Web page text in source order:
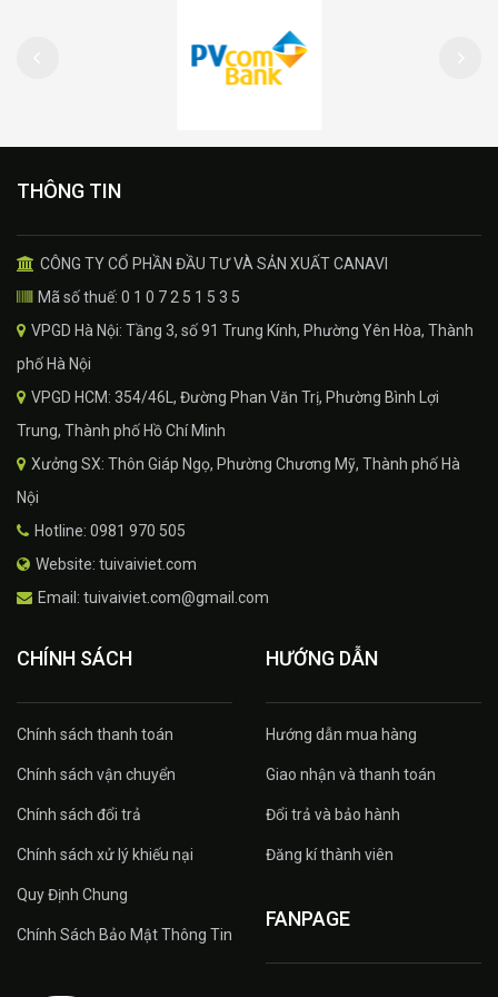
THÔNG TIN
CÔNG TY CỔ PHẦN ĐẦU TƯ VÀ SẢN XUẤT CANAVI
Mã số thuế: 0 1 0 7 2 5 1 5 3 5
VPGD Hà Nội: Tầng 3, số 91 Trung Kính, Phường Yên Hòa, Thành
phố Hà Nội
VPGD HCM: 354/46L, Đường Phan Văn Trị, Phường Bình Lợi
Trung, Thành phố Hồ Chí Minh
Xưởng SX: Thôn Giáp Ngọ, Phường Chương Mỹ, Thành phố Hà
Nội
Hotline: 0981 970 505
Website: tuivaiviet.com
Email: tuivaiviet.com@gmail.com
CHÍNH SÁCH
Chính sách thanh toán
Chính sách vận chuyển
Chính sách đổi trả
Chính sách xử lý khiếu nại
Quy Định Chung
Chính Sách Bảo Mật Thông Tin
HƯỚNG DẪN
Hướng dẫn mua hàng
Giao nhận và thanh toán
Đổi trả và bảo hành
Đăng kí thành viên
FANPAGE